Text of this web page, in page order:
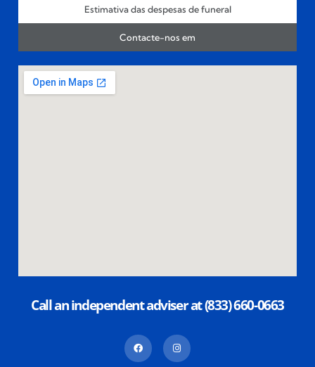
Estimativa das despesas de funeral
Contacte-nos em
Call an independent adviser at (833) 660-0663